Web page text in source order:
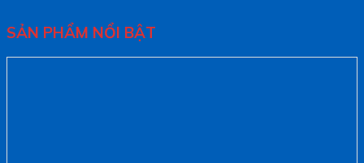
SẢN PHẨM NỔI BẬT